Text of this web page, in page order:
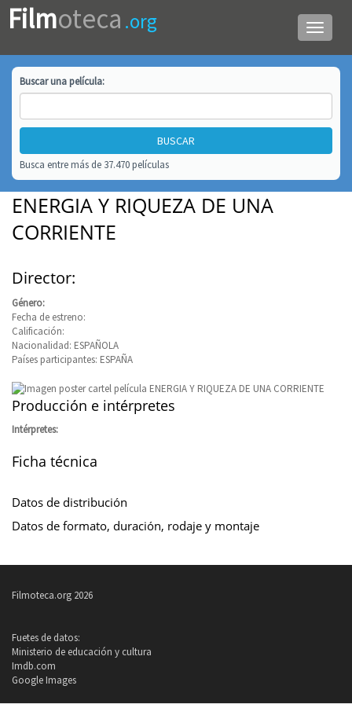
Menú
de
Filmoteca .org
Buscar unapelícula:
Busca entre más de 37.470 películas
ENERGIA Y RIQUEZA DE UNA
CORRIENTE
Director:
Género:
Fecha de estreno:
Calificación:
Nacionalidad: ESPAÑOLA
Países participantes: ESPAÑA
Producción e intérpretes
Intérpretes:
Ficha técnica
Datos de distribución
Datos de formato, duración, rodaje y montaje
Filmoteca.org 2026
Fuetes de datos:
Ministerio de educación y cultura
Imdb.com
Google Images